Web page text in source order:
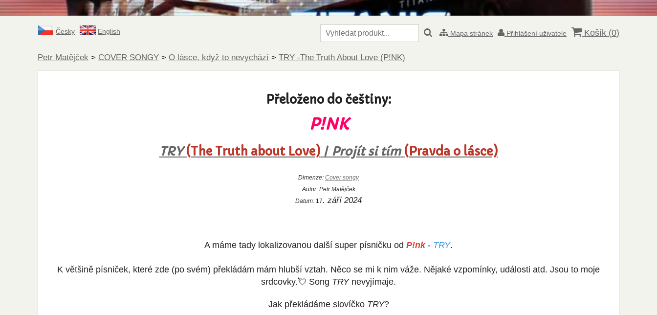
Česky English Mapa stránek Přihlášení uživatele Košík (0)
Petr Matějček > COVER SONGY > O lásce, když to nevychází > TRY -The Truth About Love (P!NK)
Přeloženo do češtiny:
P!NK
TRY (The Truth about Love) / Projít si tím (Pravda o lásce)
Dimenze: Cover songy
Autor: Petr Matějček
Datum: 17. září 2024
A máme tady lokalizovanou další super písničku od P!nk- TRY.
K většině písniček, které zde (po svém) překládám mám hlubší vztah. Něco se mi k nim váže. Nějaké vzpomínky, události atd. Jsou to moje
srdcovky.💘 Song TRYnevyjímaje.
Jak překládáme slovíčko TRY?